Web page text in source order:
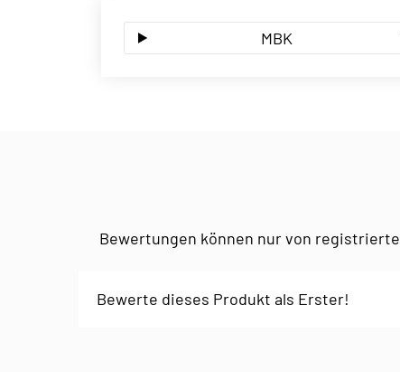
MBK
Bewertungen können nur von
Bewerte dieses Produkt als Erster!